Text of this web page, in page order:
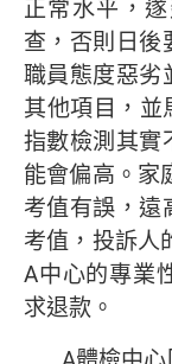
正常水平，
查，否則日後
職員態度惡劣
其他項目，並
指數檢測其實
能會偏高。家
考值有誤，遠
考值，投訴人
A中心的專業
求退款。